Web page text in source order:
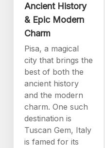
Ancient History
& Epic Modern
Charm
Pisa, a magical
city that brings the
best of both the
ancient history
and the modern
charm. One such
destination is
Tuscan Gem, Italy
is famed for its